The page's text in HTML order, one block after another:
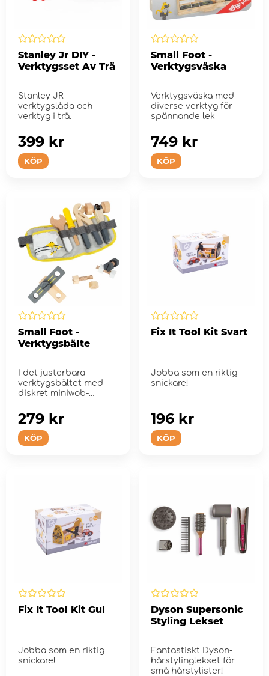
Stanley Jr DIY -
Verktygsset Av Trä
Stanley JR
verktygslåda och
verktyg i trä.
KÖP
399 kr
Small Foot -
Verktygsväska
Verktygsväska med
diverse verktyg för
spännande lek
KÖP
749 kr
Small Foot -
Verktygsbälte
I det justerbara
verktygsbältet med
diskret miniwob-
kompl...
KÖP
279 kr
Fix It Tool Kit Svart
Jobba som en riktig
snickare!
KÖP
196 kr
Fix It Tool Kit Gul
Jobba som en riktig
snickare!
Dyson Supersonic
Styling Lekset
Fantastiskt Dyson-
hårstylinglekset för
små hårstylister!